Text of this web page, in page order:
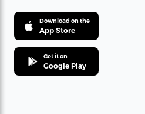
Download on the
App Store
Get it on
Google Play